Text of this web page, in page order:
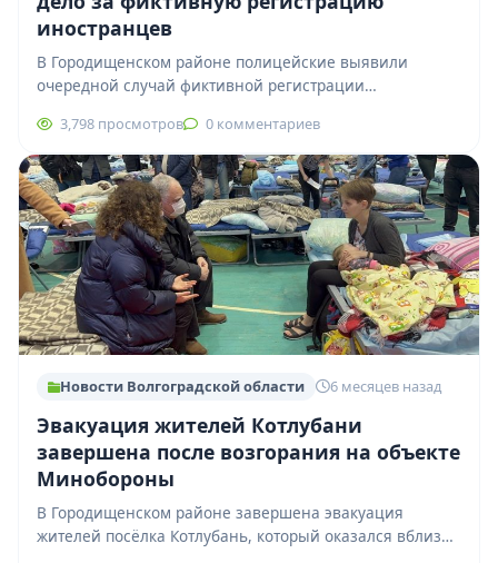
иностранцев
В Городищенском районе полицейские выявили
очередной случай фиктивной регистрации
сотрудники подразделения по вопросам миграции
совместно с…
3,798 просмотров 0 комментариев
Новости Волгоградской области 6 месяцев назад
Эвакуация жителей Котлубани
завершена после возгорания на объекте
Минобороны
В Городищенском районе завершена эвакуация
жителей посёлка Котлубань, который оказался вблизи